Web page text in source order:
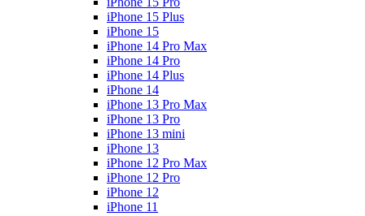
iPhone 15 Plus
iPhone 15
iPhone 14 Pro Max
iPhone 14 Pro
iPhone 14 Plus
iPhone 14
iPhone 13 Pro Max
iPhone 13 Pro
iPhone 13 mini
iPhone 13
iPhone 12 Pro Max
iPhone 12 Pro
iPhone 12
iPhone 11